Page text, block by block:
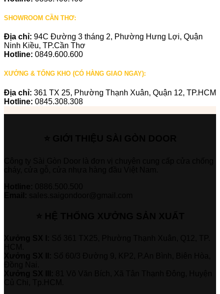
SHOWROOM CẦN THƠ:
Địa chỉ: 94C Đường 3 tháng 2, Phường Hưng Lợi, Quận
Ninh Kiều, TP.Cần Thơ
Hotline: 0849.600.600
XƯỞNG & TỔNG KHO (CÓ HÀNG GIAO NGAY):
Địa chỉ: 361 TX 25, Phường Thạnh Xuân, Quận 12, TP.HCM
Hotline: 0845.308.308